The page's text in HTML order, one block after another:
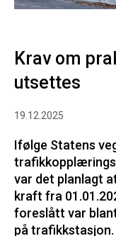
Krav om
utsettes
19.12.2025
Ifølge Statens
var det planlagt
kraft fra
foreslått var
på trafikkstasjon.